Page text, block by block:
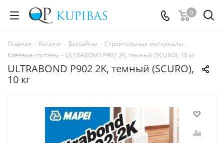
0
Главная - Каталог - Бассейны - Строительные материалы -
Клеевые составы - ULTRABOND P902 2K, темный (SCURO), 10 кг
ULTRABOND P902 2K, темный (SCURO),
10 кг